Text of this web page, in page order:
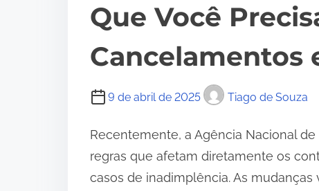
Que Você
Cancelamentos
9 de abril de 2025 Tiago de Souza
Recentemente, a Agência Nacional
regras que afetam diretamente os
casos de inadimplência. As